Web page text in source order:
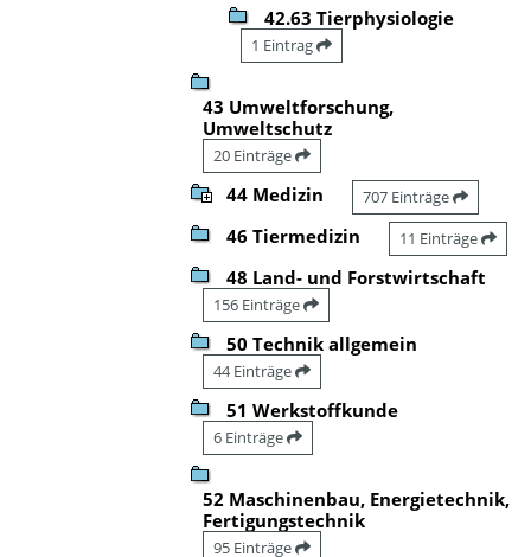
42.63 Tierphysiologie
1 Eintrag
43 Umweltforschung,
Umweltschutz
20 Einträge
44 Medizin 707 Einträge
46 Tiermedizin 11 Einträge
48 Land- und Forstwirtschaft
156 Einträge
50 Technik allgemein
44 Einträge
51 Werkstoffkunde
6 Einträge
52 Maschinenbau, Energietechnik,
Fertigungstechnik
95 Einträge